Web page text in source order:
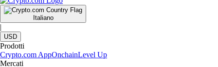
Italiano
|
USD
Prodotti
Crypto.com AppOnchainLevel Up
Mercati